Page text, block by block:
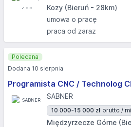
Kozy (Bieruń - 28km)
umowa o pracę
praca od zaraz
Programista CNC / Technolog
SABNER
10 000-15 000 zł brutto /
Międzyrzecze Górne
Polecana
Dodana 10 sierpnia